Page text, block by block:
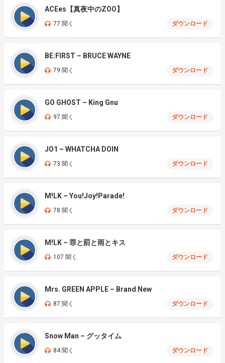
ACEes【真夜中のZOO】
77 聞く ダウンロード
BE:FIRST – BRUCE WAYNE
79 聞く ダウンロード
GO GHOST – King Gnu
97 聞く ダウンロード
JO1 – WHATCHA DOIN
73 聞く ダウンロード
M!LK – You!Joy!Parade!
78 聞く ダウンロード
M!LK – 罪と罰と雨とキス
107 聞く ダウンロード
Mrs. GREEN APPLE – Brand New
87 聞く ダウンロード
Snow Man – グッタイム
84 聞く ダウンロード